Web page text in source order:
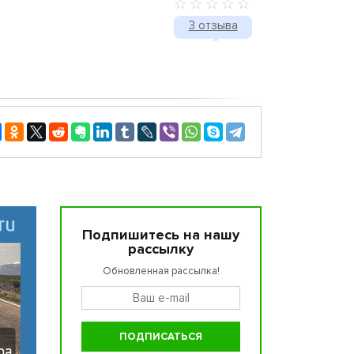
3 отзыва
Подпишитесь на нашу
рассылку
Обновленная рассылка!